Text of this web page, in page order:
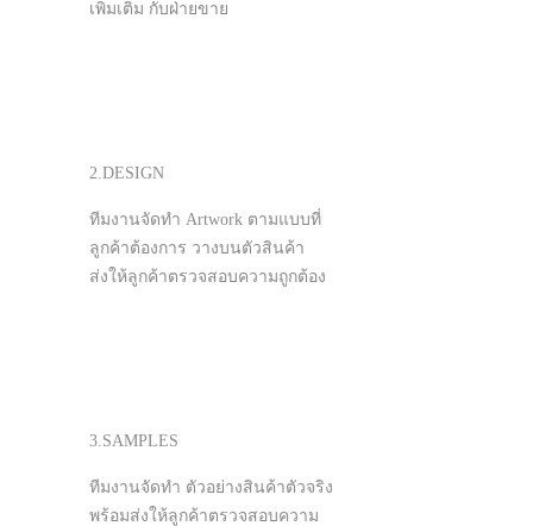
เพิ่มเติม กับฝ่ายขาย
2.DESIGN
ทีมงานจัดทำ Artwork ตามแบบที่
ลูกค้าต้องการ วางบนตัวสินค้า
ส่งให้ลูกค้าตรวจสอบความถูกต้อง
3.SAMPLES
ทีมงานจัดทำ ตัวอย่างสินค้าตัวจริง
พร้อมส่งให้ลูกค้าตรวจสอบความ